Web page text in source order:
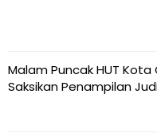
Malam Puncak HUT
Saksikan Penampilan